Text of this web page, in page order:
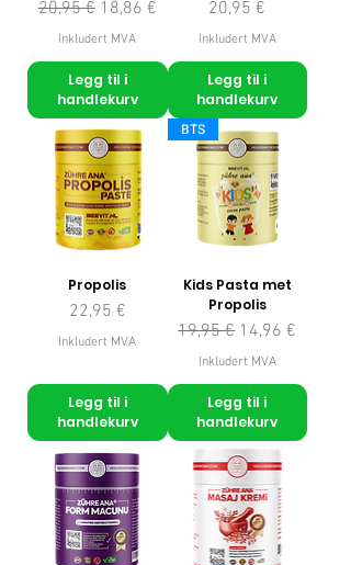
Vanlig pris
20,95 € Salgspris
18,86 €
Inkludert MVA
Legg til i
handlekurv
Pris
20,95 €
Inkludert MVA
Legg til i
handlekurv
Propolis
Pris
22,95 €
Inkludert MVA
Legg til i
handlekurv
BTS
Kids Pasta met
Propolis
Vanlig pris
19,95 € Salgspris
14,96 €
Inkludert MVA
Legg til i
handlekurv